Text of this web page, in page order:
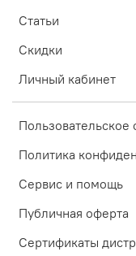
Статьи
Скидки
Личный кабинет
Пользовательское
Политика
Сервис и помощь
Публичная оферта
Сертификаты